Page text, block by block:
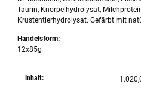
Taurin, Knorpelhydrolysat,
Krustentierhydrolysat. Gefärbt mit
Handelsform:
12x85g
Inhalt: